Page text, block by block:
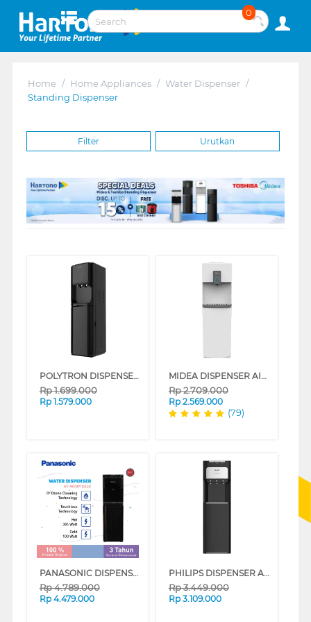
0
Home / Home Appliances / Water Dispenser /
Standing Dispenser
Filter Urutkan
POLYTRON DISPENSER AIR BERDIRI GALON BAWAH STANDING DISPENSER PWC500X
Rp1.699.000
Rp 1.579.000
MIDEA DISPENSER AIR BERDIRI GALON BAWAH STANDING DISPENSER YL2036S
Rp2.709.000
Rp 2.569.000
(79)
PANASONIC DISPENSER AIR BERDIRI GALON BAWAH STANDING DISPENSER NY-WDB91DASK
Rp4.789.000
Rp 4.479.000
PHILIPS DISPENSER AIR BERDIRI STANDING DISPENSER ADD4970BLACK
Rp3.449.000
Rp 3.109.000